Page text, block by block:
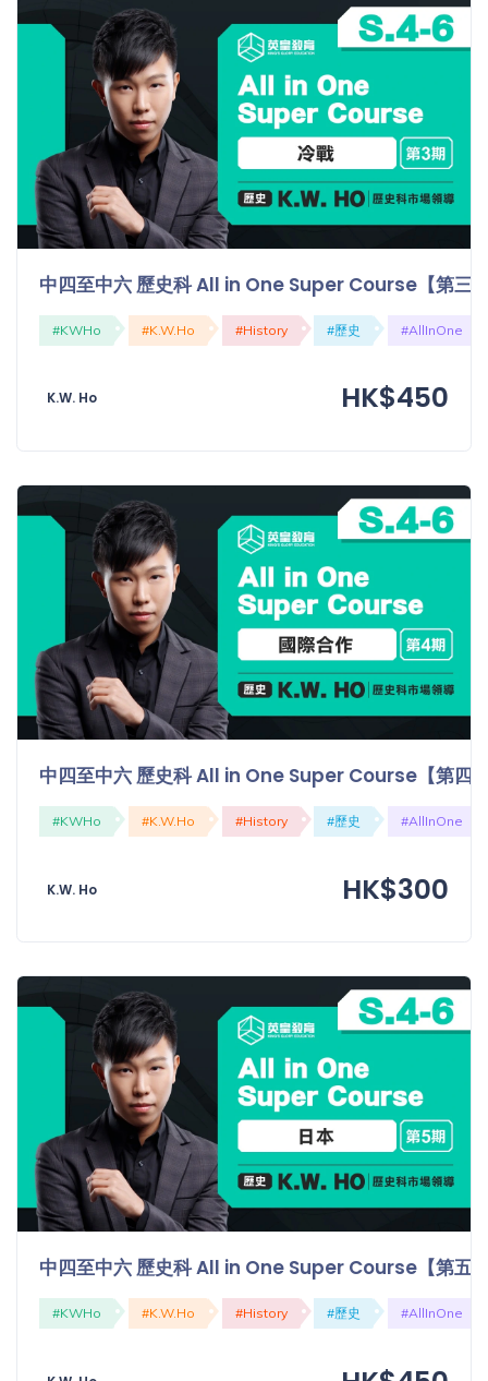
中四至中六 歷史科 All in One Super Course【第三
#KWHo #K.W.Ho #History #歷史 #AllInOne
K.W. Ho HK$450
中四至中六 歷史科 All in One Super Course【第四
#KWHo #K.W.Ho #History #歷史 #AllInOne
K.W. Ho HK$300
中四至中六 歷史科 All in One Super Course【第五
#KWHo #K.W.Ho #History #歷史 #AllInOne